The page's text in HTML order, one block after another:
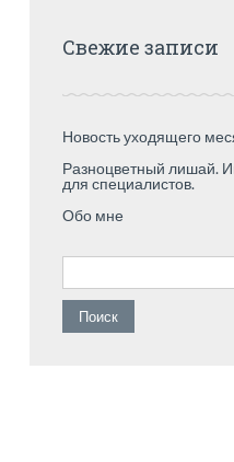
Свежие записи
Новость уходящего
Разноцветный лишай.
для специалистов.
Обо мне
Найти: